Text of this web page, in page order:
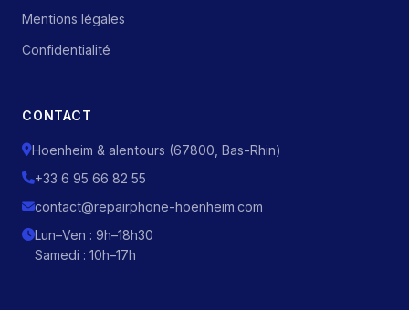
Mentions légales
Confidentialité
CONTACT
Hoenheim & alentours (67800, Bas-Rhin)
+33 6 95 66 82 55
contact@repairphone-hoenheim.com
Lun–Ven : 9h–18h30
Samedi : 10h–17h